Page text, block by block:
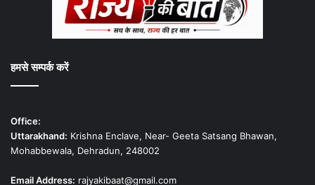
हमसे सम्पर्क करें
Office:
Uttarakhand: Krishna Enclave, Near- Geeta Satsang Bhawan,
Mohabbewala, Dehradun, 248002
Email Address: rajyakibaat@gmail.com